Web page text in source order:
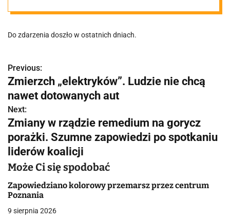
Konina:
"Psychopata!
Prawie
zostałam
zabita." Są
nowe ustalenia
Do zdarzenia doszło w ostatnich dniach.
N
a
w
i
g
a
c
j
Previous:
Zmierzch „elektryków”. Ludzie nie chcą
nawet dotowanych aut
Next:
Zmiany w rządzie remedium na gorycz
porażki. Szumne zapowiedzi po spotkaniu
liderów koalicji
Może Ci się spodobać
Zapowiedziano kolorowy przemarsz przez centrum
Poznania
9 sierpnia 2026